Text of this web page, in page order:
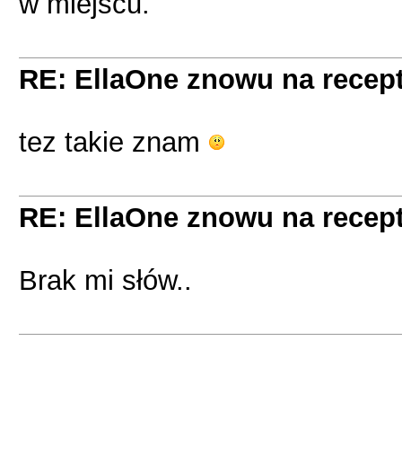
RE: EllaOne znowu na
tez takie znam
RE: EllaOne znowu na
Brak mi słów..